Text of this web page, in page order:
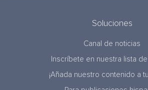
Soluciones
Canal de noticias
Inscríbete en nuestra lista
¡Añada nuestro contenido a